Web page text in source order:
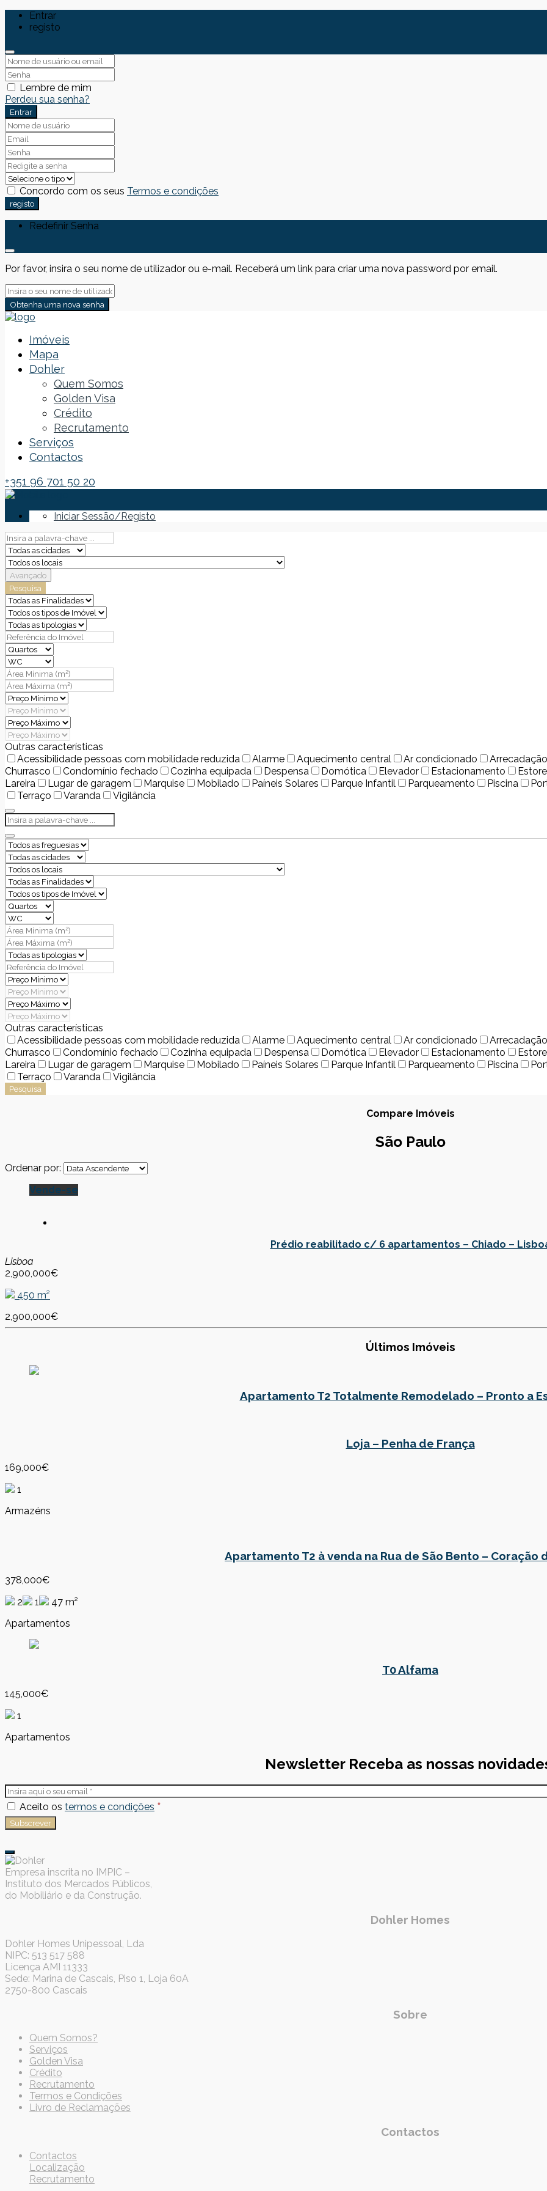
Entrar
registo
Lembre de mim
Perdeu sua senha?
Entrar
Concordo com os seus Termos e condições
registo
Redefinir Senha
Por favor, insira o seu nome de utilizador ou e-mail. Receberá um link para criar uma nova password por email.
Obtenha uma nova senha
Imóveis
Mapa
Dohler
Quem Somos
Golden Visa
Crédito
Recrutamento
Serviços
Contactos
+351 96 701 50 20
Iniciar Sessão/Registo
Avançado
Pesquisa
Outras características
Acessibilidade pessoas com mobilidade reduzida
Alarme Aquecimento central Ar condicionado
Arrecadação
Churrasco
Condomínio fechado Cozinha equipada Despensa Domótica Elevador Estacionamento
Lareira
Lugar de garagem Marquise Mobilado Paíneis Solares Parque Infantil Parqueamento Piscina
Terraço
Varanda Vigilância
Outras características
Acessibilidade pessoas com mobilidade reduzida
Alarme Aquecimento central Ar condicionado
Arrecadação
Churrasco
Condomínio fechado Cozinha equipada Despensa Domótica Elevador Estacionamento
Lareira
Lugar de garagem Marquise Mobilado Paíneis Solares Parque Infantil Parqueamento Piscina
Terraço
Varanda Vigilância
Pesquisa
Compare Imóveis
São Paulo
Ordenar por:
Vende-se
Prédio reabilitado c/ 6 apartamentos – Chiado –
Lisboa
2,900,000€
450 m²
2,900,000€
Últimos Imóveis
Apartamento T2 Totalmente Remodelado – Pronto a
Loja – Penha de França
169,000€
1
Armazéns
Apartamento T2 à venda na Rua de São Bento – Coração
378,000€
2
1
47 m²
Apartamentos
T0 Alfama
145,000€
1
Apartamentos
NewsletterReceba as nossas
Aceito os termos e condições *
Empresa inscrita no IMPIC –
Instituto dos Mercados Públicos,
do Mobiliário e da Construção.
Dohler Homes
Dohler Homes Unipessoal, Lda
NIPC: 513 517 588
Licença AMI 11333
Sede: Marina de Cascais, Piso 1, Loja 60A
2750-800 Cascais
Sobre
Quem Somos?
Serviços
Golden Visa
Crédito
Recrutamento
Termos e Condições
Livro de Reclamações
Contactos
Contactos
Localização
Recrutamento